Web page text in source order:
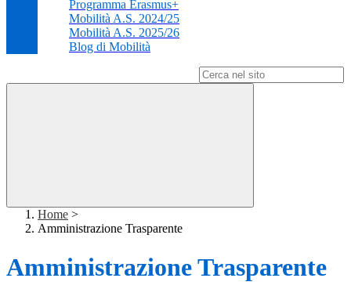
Programma Erasmus+
Mobilità A.S. 2024/25
Mobilità A.S. 2025/26
Blog di Mobilità
Home >
Amministrazione Trasparente
Amministrazione Trasparente